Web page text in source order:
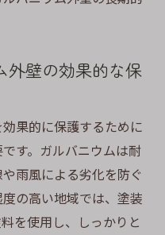
外壁の効果的な保
果的に保護するために
す。ガルバニウムは耐
雨風による劣化を防ぐ
の高い地域では、塗装
を使用し、しっかりと